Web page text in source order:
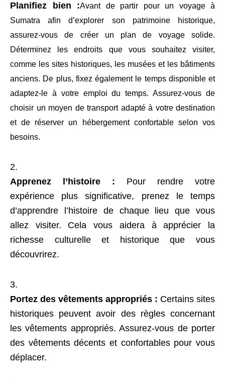
Planifiez bien :Avant de partir pour un voyage à
Sumatra afin d’explorer son patrimoine historique,
assurez-vous de créer un plan de voyage solide.
Déterminez les endroits que vous souhaitez visiter,
comme les sites historiques, les musées et les bâtiments
anciens. De plus, fixez également le temps disponible et
adaptez-le à votre emploi du temps. Assurez-vous de
choisir un moyen de transport adapté à votre destination
et de réserver un hébergement confortable selon vos
besoins.
Apprenez l’histoire : Pour rendre votre
expérience plus significative, prenez le temps
d’apprendre l’histoire de chaque lieu que vous
allez visiter. Cela vous aidera à apprécier la
richesse culturelle et historique que vous
découvrirez.
Portez des vêtements appropriés : Certains sites
historiques peuvent avoir des règles concernant
les vêtements appropriés. Assurez-vous de porter
des vêtements décents et confortables pour vous
déplacer.